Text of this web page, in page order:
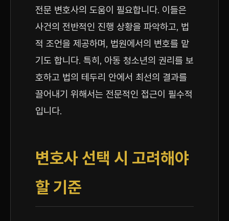
전문 변호사의 도움이 필요합니다. 이들은
사건의 전반적인 진행 상황을 파악하고, 법
적 조언을 제공하며, 법원에서의 변호를 맡
기도 합니다. 특히, 아동 청소년의 권리를 보
호하고 법의 테두리 안에서 최선의 결과를
끌어내기 위해서는 전문적인 접근이 필수적
입니다.
변호사 선택 시 고려해야
할 기준